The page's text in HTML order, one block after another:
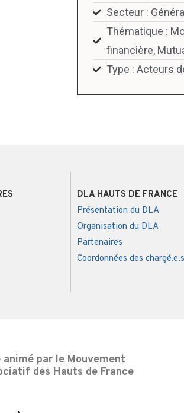
Secteur :
Thématique :
financière,
Type : Acteurs
DLA HAUTS DE FRANCE
Présentation du DLA
Organisation du DLA
Partenaires
Coordonnées des
animé par le Mouvement
des Hauts de France